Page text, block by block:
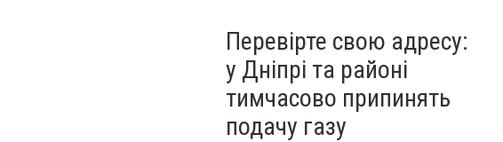
Перевірте свою адресу:
у Дніпрі та районі
тимчасово припинять
подачу газу